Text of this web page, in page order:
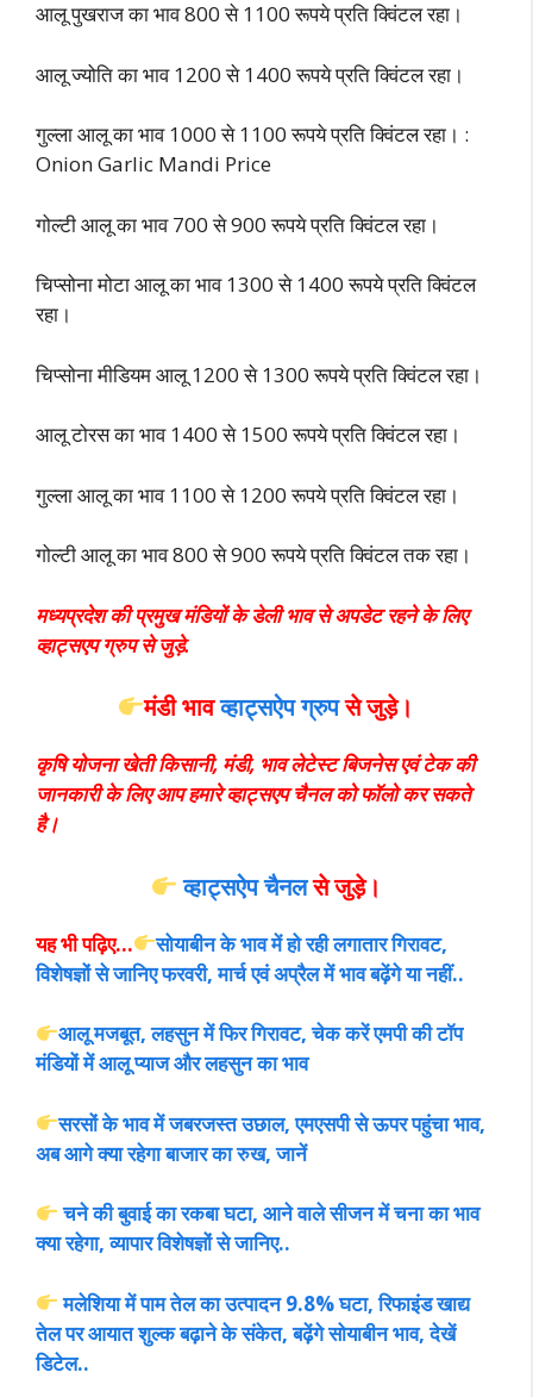
आलू पुखराज का भाव 800 से 1100 रूपये प्रति क्विंटल रहा।
आलू ज्योति का भाव 1200 से 1400 रूपये प्रति क्विंटल रहा।
गुल्ला आलू का भाव 1000 से 1100 रूपये प्रति क्विंटल रहा। :
Onion Garlic Mandi Price
गोल्टी आलू का भाव 700 से 900 रूपये प्रति क्विंटल रहा।
चिप्सोना मोटा आलू का भाव 1300 से 1400 रूपये प्रति क्विंटल
रहा।
चिप्सोना मीडियम आलू 1200 से 1300 रूपये प्रति क्विंटल रहा।
आलू टोरस का भाव 1400 से 1500 रूपये प्रति क्विंटल रहा।
गुल्ला आलू का भाव 1100 से 1200 रूपये प्रति क्विंटल रहा।
गोल्टी आलू का भाव 800 से 900 रूपये प्रति क्विंटल तक रहा।
मध्यप्रदेश की प्रमुख मंडियों के डेली भाव से अपडेट रहने के लिए
व्हाट्सएप ग्रुप से जुड़े.
मंडी भावव्हाट्सऐप ग्रुपसे जुड़े।
कृषि योजना खेती किसानी, मंडी, भाव लेटेस्ट बिजनेस एवं टेक की
जानकारी के लिए आप हमारे व्हाट्सएप चैनल को फॉलो कर सकते
है।
व्हाट्सऐप चैनलसे जुड़े।
यह भी पढ़िए…
सोयाबीन के भाव में हो रही लगातार गिरावट,
विशेषज्ञों से जानिए फरवरी, मार्च एवं अप्रैल में भाव बढ़ेंगे या नहीं..
आलू मजबूत, लहसुन में फिर गिरावट, चेक करें एमपी की टॉप
मंडियों में आलू प्याज और लहसुन का भाव
सरसों के भाव में जबरजस्त उछाल, एमएसपी से ऊपर पहुंचा भाव,
अब आगे क्या रहेगा बाजार का रुख, जानें
चने की बुवाई का रकबा घटा, आने वाले सीजन में चना का भाव
क्या रहेगा, व्यापार विशेषज्ञों से जानिए..
मलेशिया में पाम तेल का उत्पादन 9.8% घटा, रिफाइंड खाद्य
तेल पर आयात शुल्क बढ़ाने के संकेत, बढ़ेंगे सोयाबीन भाव, देखें
डिटेल..